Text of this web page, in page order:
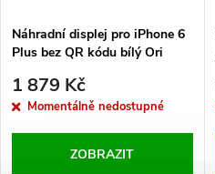
p
r
o
s
p
r
Náhradní displej pro iPhone 6
Plus bez QR kódu bílý Ori
1 879 Kč
Momentálně nedostupné
ZOBRAZIT